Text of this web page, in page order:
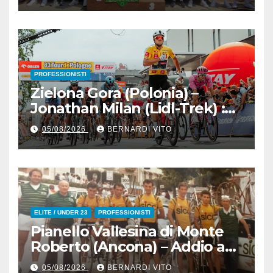
Marangon (Team Guerrini –
Senaghese)
PROFESSIONISTI
Zielona Gora (Polonia) –
Jonathan Milan (Lidl-Trek) :
Vince la terza tappa di
seguito e in maglia gialla
all’83° Giro di Polonia
05/08/2026 BERNARDI VITO
ELITE / UNDER 23 PROFESSIONISTI
Pianello Vallesina di Monte
Roberto (Ancona) – Addio ad
Alderino Bartoloni, Direttore
05/08/2026 BERNARDI VITO